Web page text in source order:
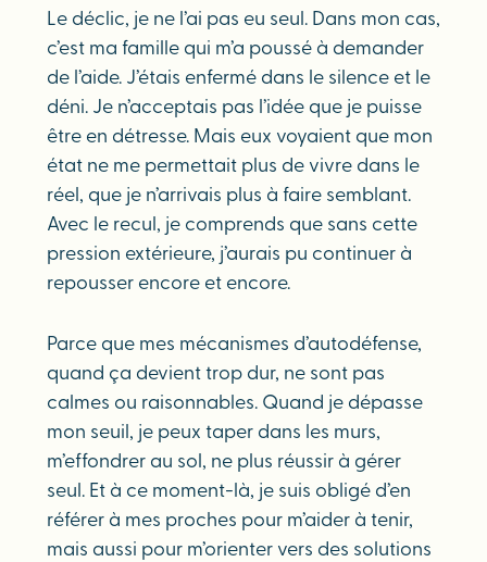
Le déclic, je ne l’ai pas eu seul. Dans mon cas,
c’est ma famille qui m’a poussé à demander
de l’aide. J’étais enfermé dans le silence et le
déni. Je n’acceptais pas l’idée que je puisse
être en détresse. Mais eux voyaient que mon
état ne me permettait plus de vivre dans le
réel, que je n’arrivais plus à faire semblant.
Avec le recul, je comprends que sans cette
pression extérieure, j’aurais pu continuer à
repousser encore et encore.
Parce que mes mécanismes d’autodéfense,
quand ça devient trop dur, ne sont pas
calmes ou raisonnables. Quand je dépasse
mon seuil, je peux taper dans les murs,
m’effondrer au sol, ne plus réussir à gérer
seul. Et à ce moment-là, je suis obligé d’en
référer à mes proches pour m’aider à tenir,
mais aussi pour m’orienter vers des solutions